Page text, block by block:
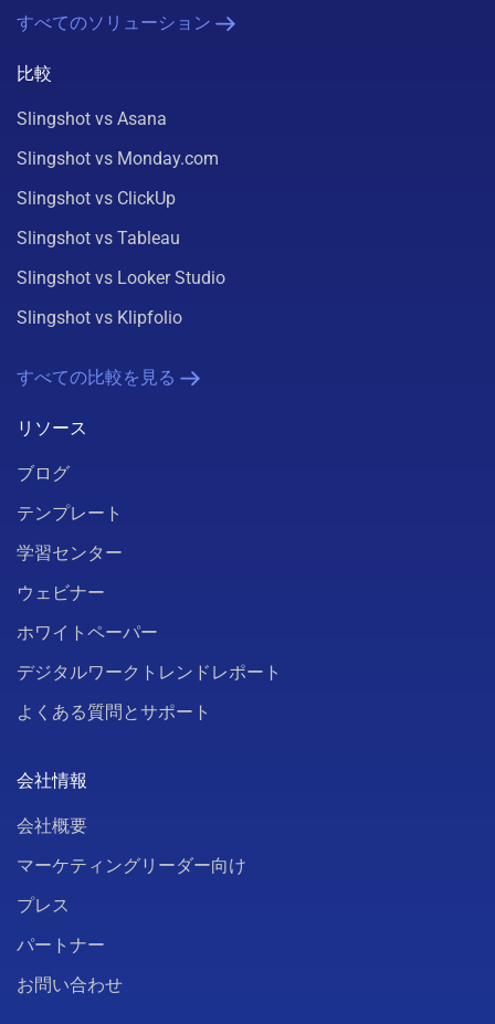
すべてのソリューション
比較
Slingshot vs Asana
Slingshot vs Monday.com
Slingshot vs ClickUp
Slingshot vs Tableau
Slingshot vs Looker Studio
Slingshot vs Klipfolio
すべての比較を見る
リソース
ブログ
テンプレート
学習センター
ウェビナー
ホワイトペーパー
デジタルワークトレンドレポート
よくある質問とサポート
会社情報
会社概要
マーケティングリーダー向け
プレス
パートナー
お問い合わせ